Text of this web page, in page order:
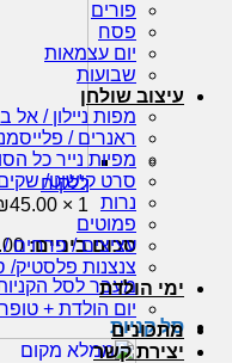
ללקוח
1 ×
45.00
סכום ביניים:
מעבר לסל
סל קניות
פורים
פסח
יום עצמאות
שבועות
עיצוב שולחן
מפות ניילון /
ראנרים /
מפיות נייר כל
סרט קישוט/ שקים
נרות
פמוטים
עציצים / פרחים /
צנצנות פלסטיק/
ימי הולדת
יום הולדת +
מתכונים
יצירת קשר